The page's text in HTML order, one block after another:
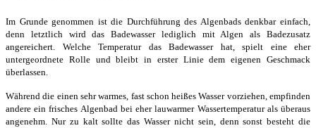
Im Grunde genommen ist die Durchführung des Algenbads denkbar einfach,
denn letztlich wird das Badewasser lediglich mit Algen als Badezusatz
angereichert. Welche Temperatur das Badewasser hat, spielt eine eher
untergeordnete Rolle und bleibt in erster Linie dem eigenen Geschmack
überlassen.
Während die einen sehr warmes, fast schon heißes Wasser vorziehen, empfinden
andere ein frisches Algenbad bei eher lauwarmer Wassertemperatur als überaus
angenehm. Nur zu kalt sollte das Wasser nicht sein, denn sonst besteht die